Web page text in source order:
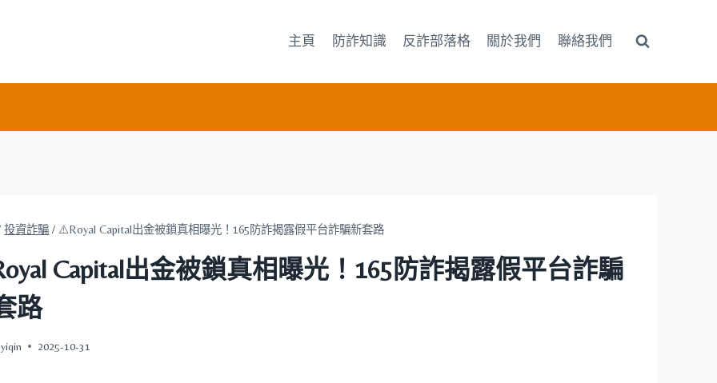
主頁 防詐知識 反詐部落格 關於我們 聯絡我們
投資詐騙 / ⚠️Royal Capital出金被鎖真相曝光！165防詐揭露假平台詐騙新套路
Capital出金被鎖真相曝光！165防詐揭露假平台詐騙
路
2025-10-31